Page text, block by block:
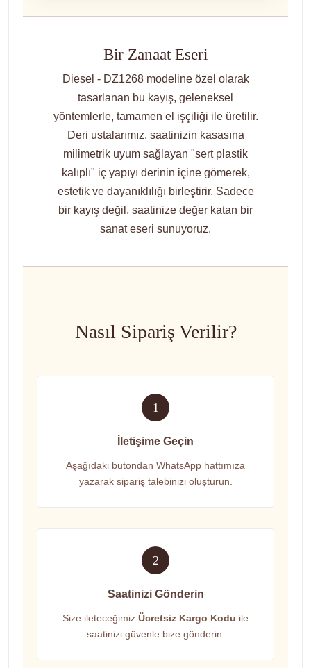
Bir Zanaat Eseri
Diesel - DZ1268 modeline özel olarak
tasarlanan bu kayış, geleneksel
yöntemlerle, tamamen el işçiliği ile üretilir.
Deri ustalarımız, saatinizin kasasına
milimetrik uyum sağlayan "sert plastik
kalıplı" iç yapıyı derinin içine gömerek,
estetik ve dayanıklılığı birleştirir. Sadece
bir kayış değil, saatinize değer katan bir
sanat eseri sunuyoruz.
Nasıl Sipariş Verilir?
1
İletişime Geçin
Aşağıdaki butondan WhatsApp hattımıza
yazarak sipariş talebinizi oluşturun.
2
Saatinizi Gönderin
Size ileteceğimiz Ücretsiz Kargo Kodu ile
saatinizi güvenle bize gönderin.